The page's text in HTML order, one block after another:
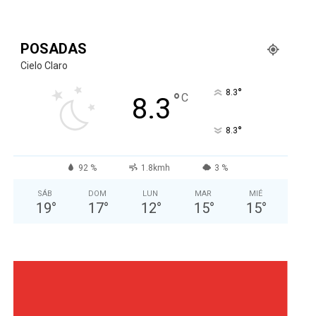
POSADAS
Cielo Claro
8.3 °C 8.3°
8.3°
92 % 1.8kmh 3 %
SÁB
19°
DOM
17°
LUN
12°
MAR
15°
MIÉ
15°